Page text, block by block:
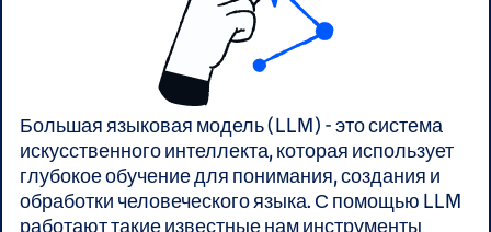
Большая языковая модель (LLM) - это система
искусственного интеллекта, которая использует
глубокое обучение для понимания, создания и
обработки человеческого языка. С помощью LLM
работают такие известные нам инструменты